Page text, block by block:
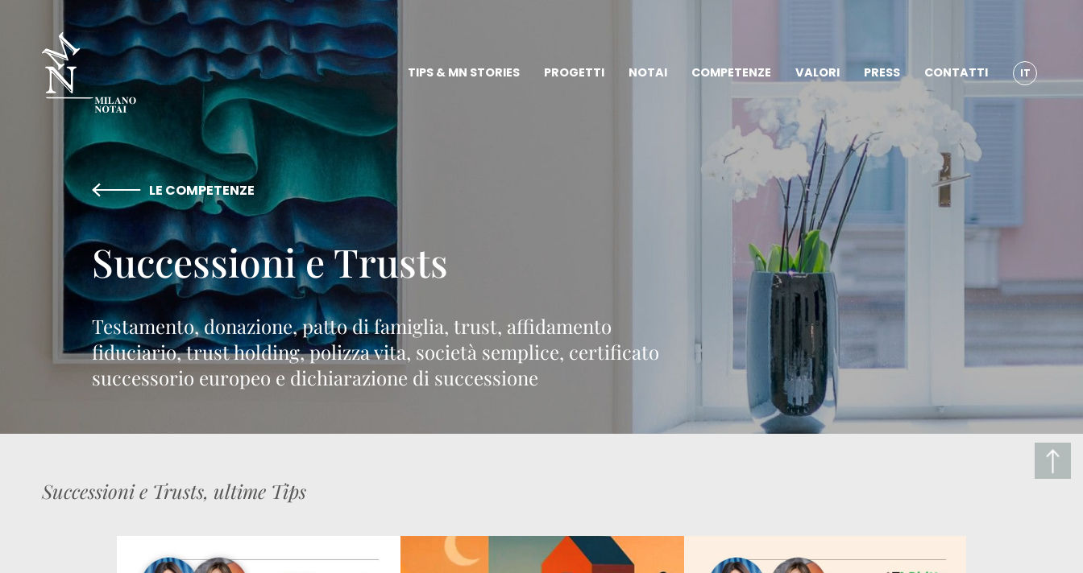
TIPS & MN STORIES PROGETTI NOTAI COMPETENZE VALORI PRESS CONTATTI IT
LE COMPETENZE
Successioni e Trusts
Testamento, donazione, patto di famiglia, trust, affidamento
fiduciario, trust holding, polizza vita, società semplice, certificato
successorio europeo e dichiarazione di successione
Successioni e Trusts, ultime Tips